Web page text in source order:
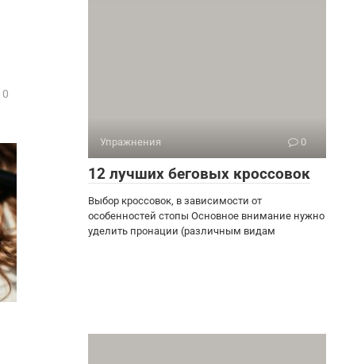
Упражнения 0
12 лучших беговых кроссовок
Выбор кроссовок, в зависимости от
особенностей стопы Основное внимание нужно
уделить пронации (различным видам
0